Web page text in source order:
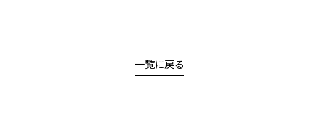
一覧に戻る